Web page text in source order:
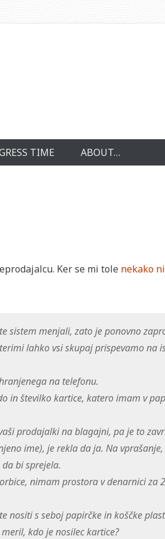
TIME ABOUT…
Ker se mi tole nekako
sistem menjali, zato je ponovno
lahko vsi skupaj prispevamo na
na telefonu.
in številko kartice, katero imam v
prodajalki na blagajni, pa je to
ime), je rekla da ja. Na
bi sprejela.
nimam prostora v denarnici za
nositi s seboj papirčke in koščke
kdo je nosilec kartice?